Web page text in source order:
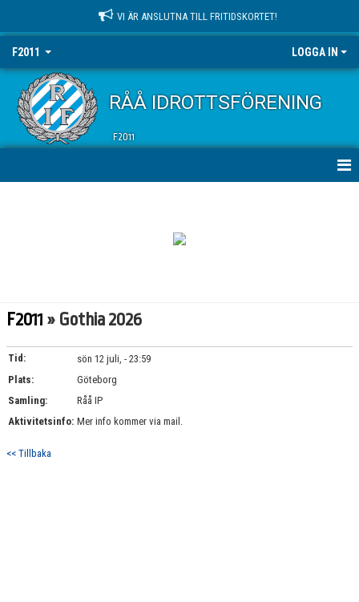
VI ÄR ANSLUTNA TILL FRITIDSKORTET!
F2011 LOGGA IN
RÅÅ IDROTTSFÖRENING
F2011
DOKUMENT
F2011 » Gothia 2026
Tid:
sön 12 juli, - 23:59
Plats:
Göteborg
Samling:
Råå IP
Aktivitetsinfo: Mer info kommer via mail.
<< Tillbaka